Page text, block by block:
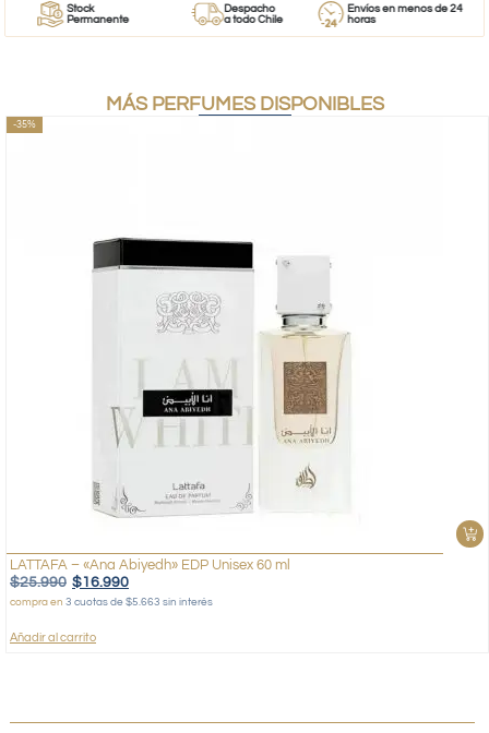
Stock
Permanente
Despacho
a todo Chile
Envíos en menos de 24
horas
MÁS PERFUMES DISPONIBLES
-35%
LATTAFA – «Ana Abiyedh» EDP Unisex 60 ml
$25.990 $16.990
compra en 3 cuotas de $5.663 sin interés
Añadir al carrito